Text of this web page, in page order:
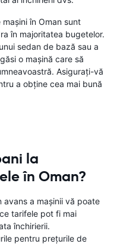
în Oman sunt
în majoritatea bugetelor.
sedan de bază sau a
o mașină care să
Asigurați-vă
a obține cea mai bună
la
în Oman?
avans a mașinii vă poate
tarifele pot fi mai
închirierii.
pentru prețurile de